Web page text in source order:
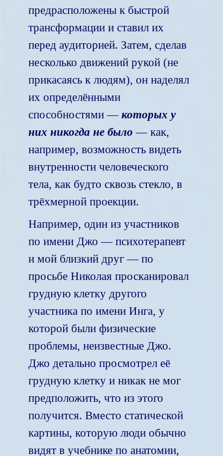
предрасположены к быстрой
трансформации и ставил их
перед аудиторией. Затем, сделав
несколько движений рукой (не
прикасаясь к людям), он наделял
их определёнными
способностями — которых у
них никогда не было — как,
например, возможность видеть
внутренности человеческого
тела, как будто сквозь стекло, в
трёхмерной проекции.
Например, один из участников
по имени Джо — психотерапевт
и мой близкий друг — по
просьбе Николая просканировал
грудную клетку другого
участника по имени Инга, у
которой были физические
проблемы, неизвестные Джо.
Джо детально просмотрел её
грудную клетку и никак не мог
предположить, что из этого
получится. Вместо статической
картины, которую люди обычно
видят в учебнике по анатомии,